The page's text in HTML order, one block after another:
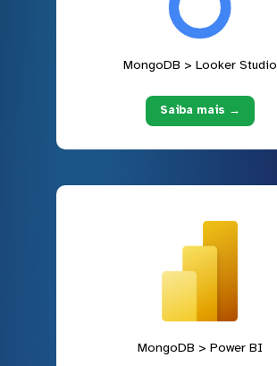
MongoDB > Looker Studio
Saiba mais →
MongoDB > Power BI